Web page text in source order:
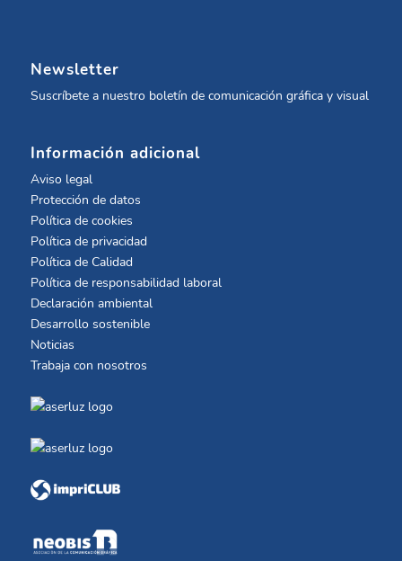
Newsletter
Suscríbete a nuestro boletín de comunicación gráfica y visual
Información adicional
Aviso legal
Protección de datos
Política de cookies
Política de privacidad
Política de Calidad
Política de responsabilidad laboral
Declaración ambiental
Desarrollo sostenible
Noticias
Trabaja con nosotros